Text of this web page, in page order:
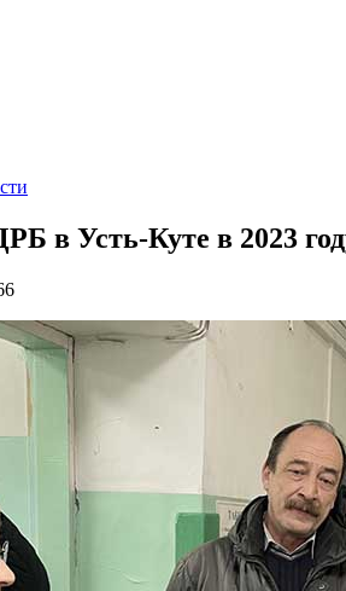
в Усть-Куте в 2023